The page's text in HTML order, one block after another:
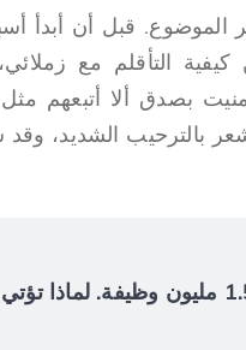
الموضوع. قبل أن
كيفية التأقلم مع
بصدق ألا أتبعهم
بالترحيب الشديد،
$4.2 مليار في الإيرادات. 1.5